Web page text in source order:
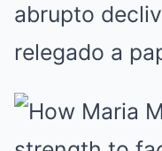
abrupto
relegado a